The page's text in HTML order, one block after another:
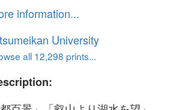
information...
University
all 12,298 prints...